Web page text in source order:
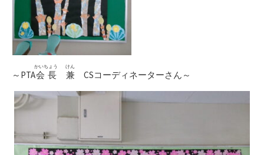
～PTA会長
かいちょう
兼
けん
CSコーディネーターさん～